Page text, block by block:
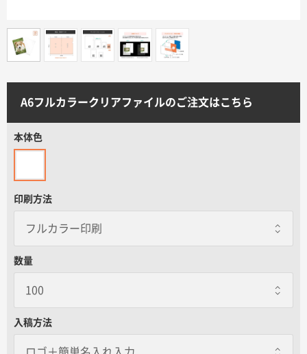
印刷色から探す
サイトメニュー
データ入稿ガイド
よくあるご質問
A6フルカラークリアファイルのご注文はこちら
本体色
印刷方法
数量
入稿方法